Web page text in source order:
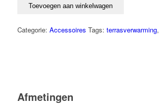
aantalToevoegen aan winkelwagen
Categorie: Accessoires Tags: terrasverwarming,
Afmetingen